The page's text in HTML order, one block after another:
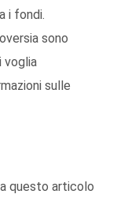
i fondi.
sono
voglia
sulle
questo articolo